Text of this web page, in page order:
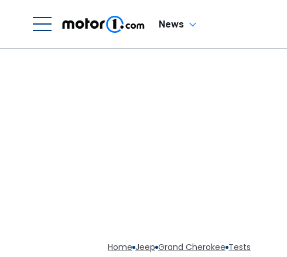
News
Home Jeep Grand Cherokee Tests